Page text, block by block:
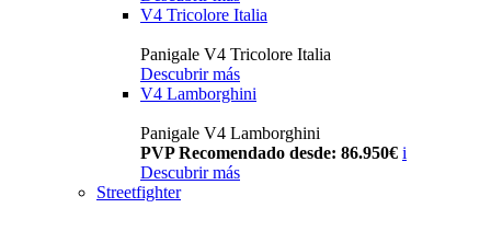
V4 Tricolore Italia
Panigale V4 Tricolore Italia
Descubrir más
V4 Lamborghini
Panigale V4 Lamborghini
PVP Recomendado desde: 86.950€ i
Descubrir más
Streetfighter